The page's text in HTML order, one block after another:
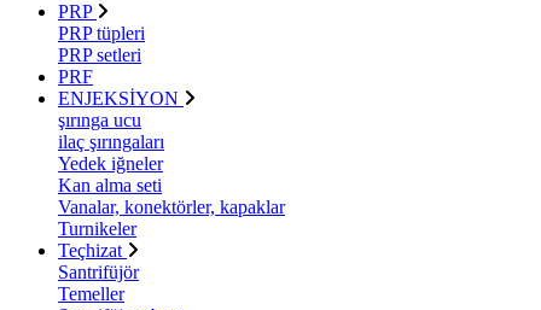
PRP
PRP tüpleri
PRP setleri
PRF
ENJEKSİYON
şırınga ucu
ilaç şırıngaları
Yedek iğneler
Kan alma seti
Vanalar, konektörler, kapaklar
Turnikeler
Teçhizat
Santrifüjör
Temeller